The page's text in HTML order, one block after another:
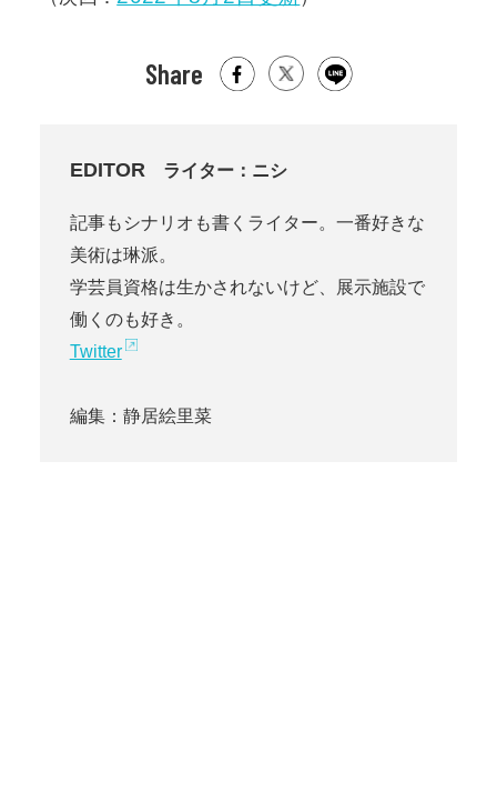
Share
EDITOR ライター：ニシ
記事もシナリオも書くライター。一番好きな
美術は琳派。
学芸員資格は生かされないけど、展示施設で
働くのも好き。
Twitter
編集：静居絵里菜